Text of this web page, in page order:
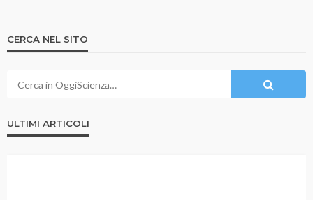
CERCA NEL SITO
ULTIMI ARTICOLI